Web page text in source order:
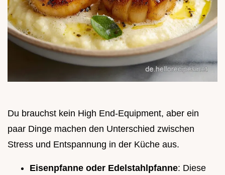
Du brauchst kein High End-Equipment, aber ein
paar Dinge machen den Unterschied zwischen
Stress und Entspannung in der Küche aus.
Eisenpfanne oder Edelstahlpfanne: Diese